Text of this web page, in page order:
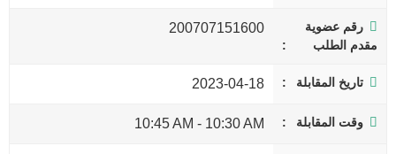
رقم عضوية
مقدم الطلب
200707151600
تاريخ المقابلة 2023-04-18
وقت المقابلة 10:30 AM
-
10:45 AM